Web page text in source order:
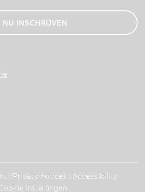
NU INSCHRIJVEN
Privacy notices
Accessibility
instellingen